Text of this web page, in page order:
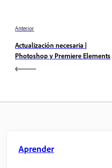
Anterior
Actualización necesaria |
Photoshop y Premiere Elements
Aprender